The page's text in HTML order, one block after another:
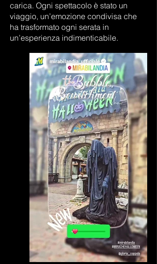
carica. Ogni spettacolo è stato un
viaggio, un’emozione condivisa che
ha trasformato ogni serata in
un’esperienza indimenticabile.